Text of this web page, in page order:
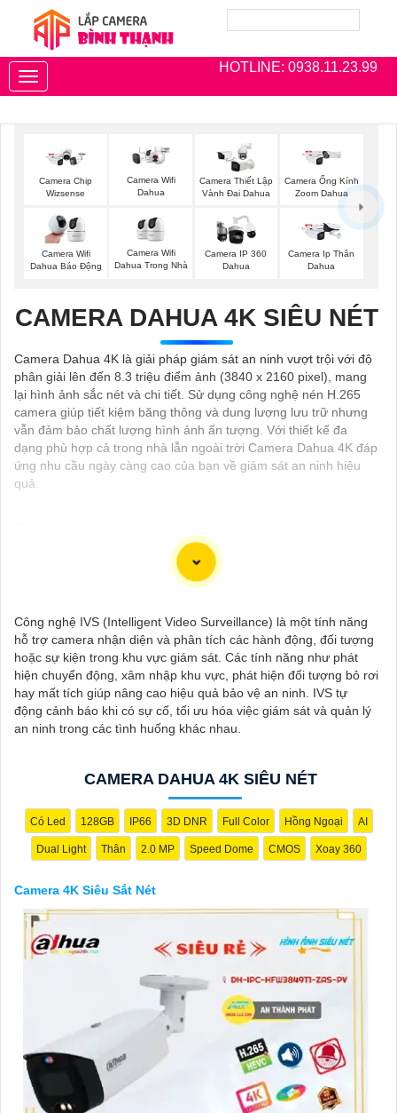
HOTLINE: 0938.11.23.99
Toggle
navigation
Camera Chip
Wizsense
Camera Wifi
Dahua
Camera Thiết Lập
Vành Đai Dahua
Camera Ống Kính
Zoom Dahua
Camera Wifi
Dahua Báo Động
Camera Wifi
Dahua Trong Nhà
Camera IP 360
Dahua
Camera Ip Thân
Dahua
CAMERA DAHUA 4K SIÊU NÉT
Camera Dahua 4K là giải pháp giám sát an ninh vượt trội với độ
phân giải lên đến 8.3 triệu điểm ảnh (3840 x 2160 pixel), mang
lại hình ảnh sắc nét và chi tiết. Sử dụng công nghệ nén H.265
camera giúp tiết kiệm băng thông và dung lượng lưu trữ nhưng
vẫn đảm bảo chất lượng hình ảnh ấn tượng. Với thiết kế đa
dạng phù hợp cả trong nhà lẫn ngoài trời Camera Dahua 4K đáp
ứng nhu cầu ngày càng cao của bạn về giám sát an ninh hiệu
quả.
Dưới đây là 130 từ giới thiệu cho Camera 4K Siêu Sắc Nét:
"Camera 4K Siêu Sắc Nét là sự lựa chọn hoàn hảo cho việc
4K, bạn sẽ có những hình ảnh rõ nét, sống động và chi tiết.
Được trang bị công nghệ hiện đại, Camera này cung cấp hình
ảnh chất lượng ngay cả trong điều kiện ánh sáng yếu. 〘 Chú
trọn lớn nhất là tính năng ghi hình dài hạn và khả năng ghi đồng
thời nhiều góc quay giúp bạn bảo vệ nhà cửa và tài sản một
cách hiệu quả. Với thiết kế tiện lợi, dễ dàng lắp đặt và sử dụng,
Camera 4K Siêu Sắc Nét là sự lựa chọn hàng đầu cho hệ thống
Công nghệ IVS (Intelligent Video Surveillance) là một tính năng
hỗ trợ camera nhận diện và phân tích các hành động, đối tượng
hoặc sự kiện trong khu vực giám sát. Các tính năng như phát
hiện chuyển động, xâm nhập khu vực, phát hiện đối tượng bỏ rơi
hay mất tích giúp nâng cao hiệu quả bảo vệ an ninh. IVS tự
động cảnh báo khi có sự cố, tối ưu hóa việc giám sát và quản lý
an ninh trong các tình huống khác nhau.
CAMERA DAHUA 4K SIÊU NÉT
Có Led 128GB IP66 3D DNR Full Color Hồng Ngoại AI
Dual Light Thân 2.0 MP Speed Dome CMOS Xoay 360
Camera 4K Siêu Sắt Nét